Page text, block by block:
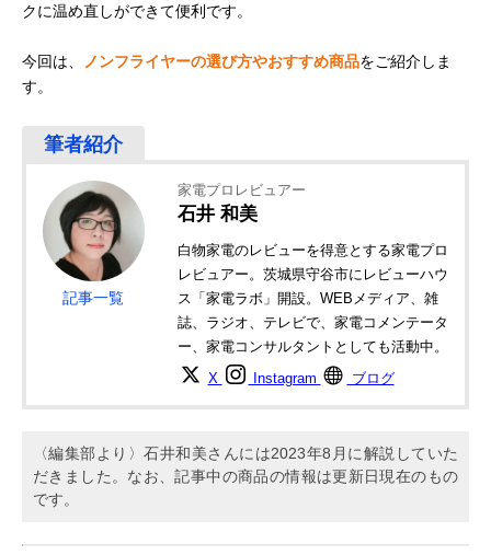
クに温め直しができて便利です。
今回は、 ノンフライヤーの選び方やおすすめ商品をご紹介しま
す。
記事一覧
家電プロレビュアー
石井 和美
白物家電のレビューを得意とする家電プロ
レビュアー。茨城県守谷市にレビューハウ
ス「家電ラボ」開設。WEBメディア、雑
誌、ラジオ、テレビで、家電コメンテータ
ー、家電コンサルタントとしても活動中。
X Instagram ブログ
〈編集部より〉石井和美さんには2023年8月に解説していた
だきました。なお、記事中の商品の情報は更新日現在のもの
です。